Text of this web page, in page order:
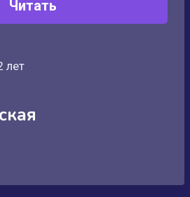
Читать
лет